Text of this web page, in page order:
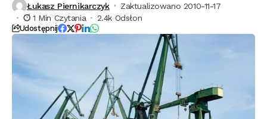
Łukasz Piernikarczyk
Zaktualizowano 2010-11-17
1 Min Czytania
2.4k Odsłon
Udostępnij